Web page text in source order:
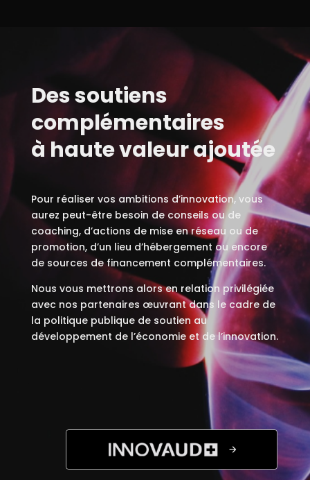
Des soutiens
complémentaires
à haute valeur ajoutée
Pour réaliser vos ambitions d’innovation, vous
aurez peut-être besoin de conseils ou de
coaching, d’actions de mise en réseau ou de
promotion, d’un lieu d’hébergement ou encore
de sources de financement complémentaires.
Nous vous mettrons alors en relation privilégiée
avec nos partenaires œuvrant dans le cadre de
la politique publique de soutien au
développement de l’économie et de l’innovation.